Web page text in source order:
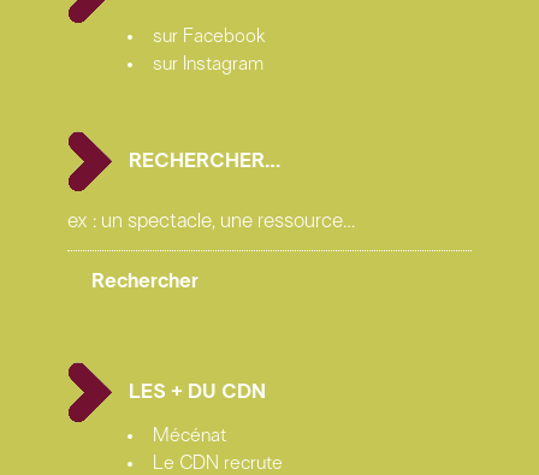
sur Facebook
sur Instagram
RECHERCHER…
LES + DU CDN
Mécénat
Le CDN recrute